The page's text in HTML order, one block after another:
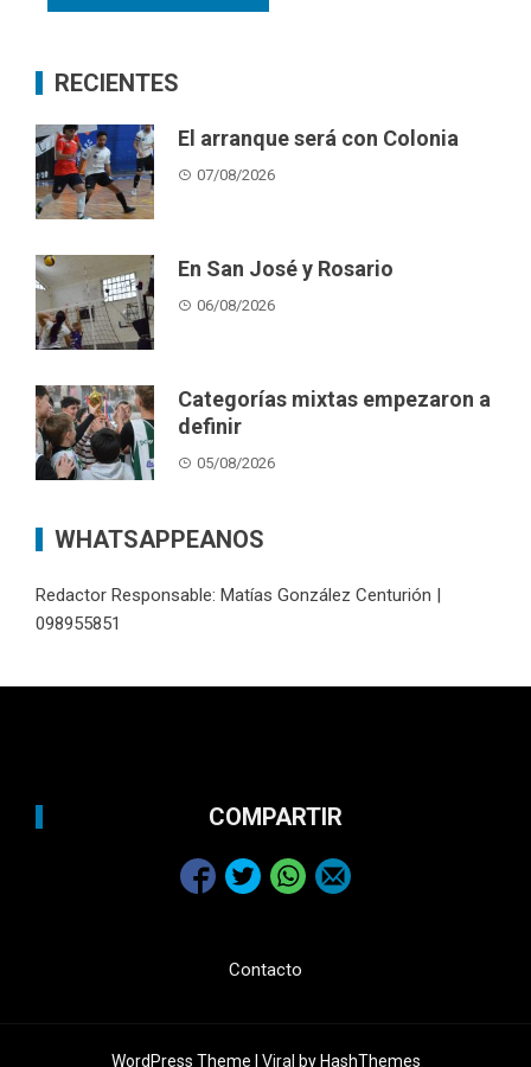
RECIENTES
El arranque será con Colonia
07/08/2026
En San José y Rosario
06/08/2026
Categorías mixtas empezaron a
definir
05/08/2026
WHATSAPPEANOS
Redactor Responsable: Matías González Centurión |
098955851
COMPARTIR
Contacto
WordPress Theme | Viral by HashThemes